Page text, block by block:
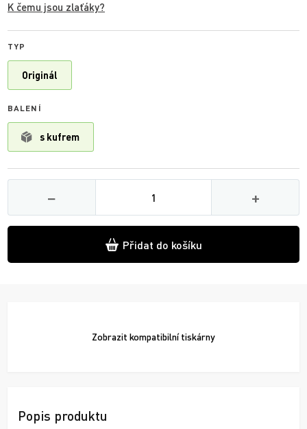
K čemu jsou zlaťáky?
TYP
Originál
BALENÍ
s kufrem
−
Množství
+
Přidat do košíku
Zobrazit kompatibilní tiskárny
Popis produktu